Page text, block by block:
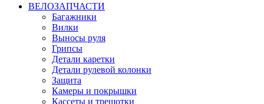
ВЕЛОЗАПЧАСТИ
Багажники
Вилки
Выносы руля
Грипсы
Детали каретки
Детали рулевой колонки
Защита
Камеры и покрышки
Кассеты и трещотки